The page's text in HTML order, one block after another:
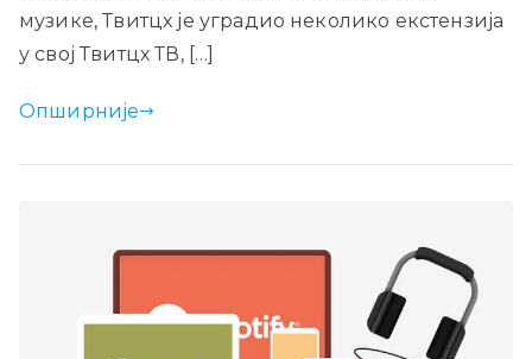
музике, Твитцх је уградио неколико екстензија
у свој Твитцх ТВ, […]
Опширније